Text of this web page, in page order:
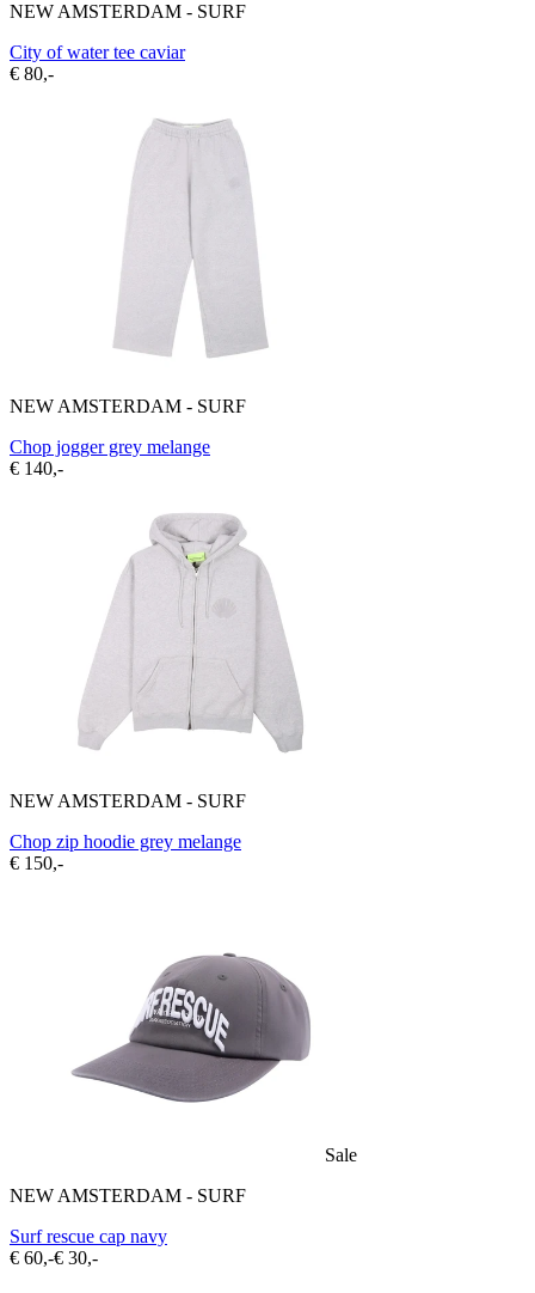
NEW AMSTERDAM - SURF
City of water tee caviar
€ 80,-
NEW AMSTERDAM - SURF
Chop jogger grey melange
€ 140,-
NEW AMSTERDAM - SURF
Chop zip hoodie grey melange
€ 150,-
Sale
NEW AMSTERDAM - SURF
Surf rescue cap navy
€ 60,-€ 30,-